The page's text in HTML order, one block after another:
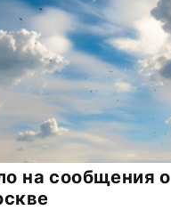
на сообщения о